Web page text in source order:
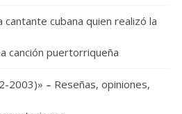
cantante cubana quien realizó la
canción puertorriqueña
2003)» – Reseñas, opiniones,